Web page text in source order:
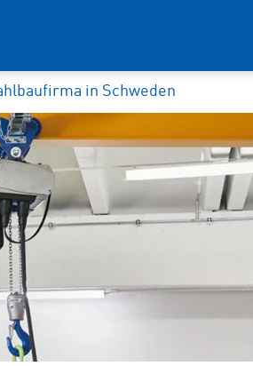
in Schweden